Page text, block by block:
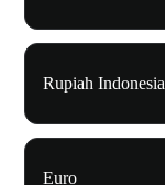
Rupiah Indonesia
Euro